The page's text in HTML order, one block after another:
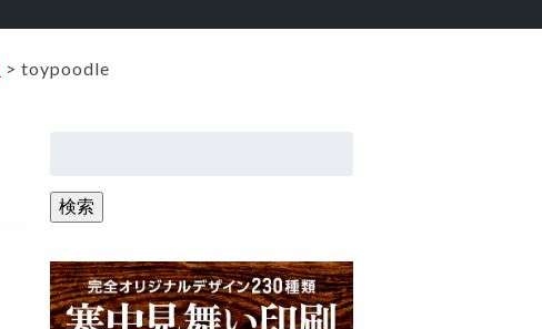
> toypoodle
検索